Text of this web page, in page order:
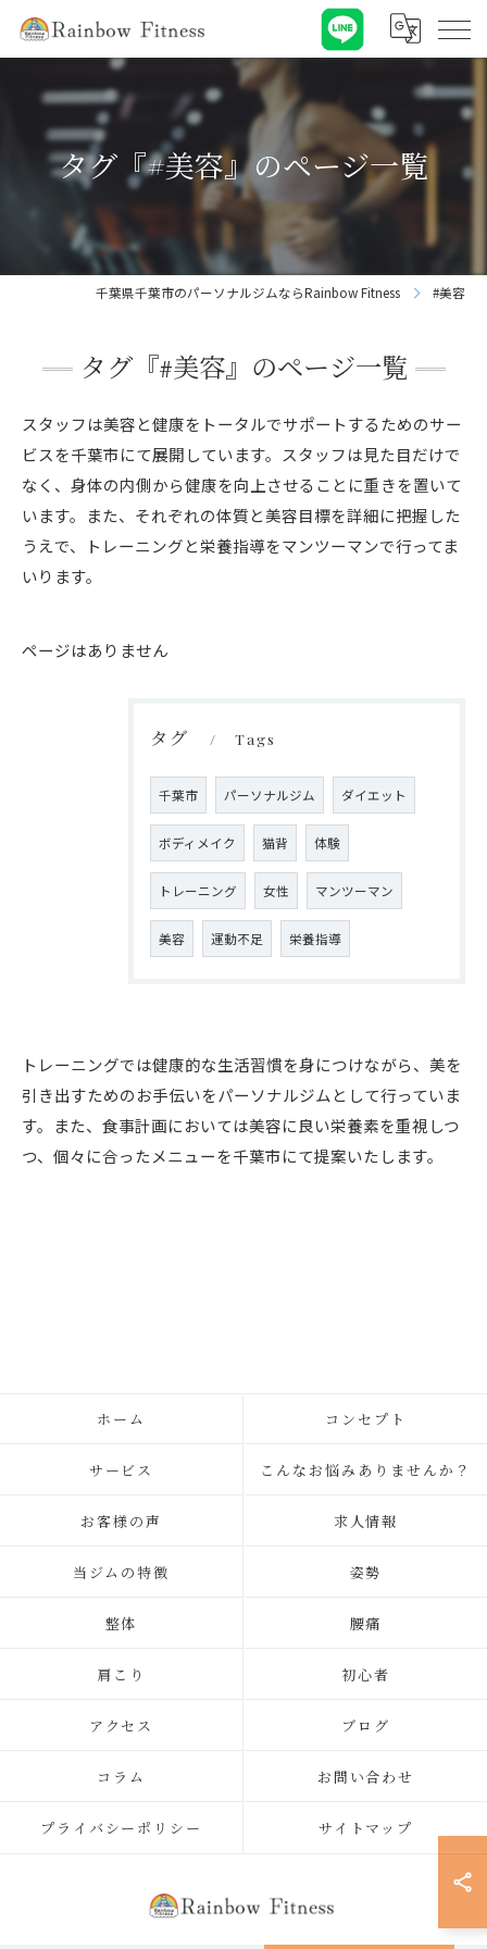
タグ『#美容』のページ一覧
千葉県千葉市のパーソナルジムならRainbow Fitness #美容
タグ『#美容』のページ一覧
スタッフは美容と健康をトータルでサポートするためのサー
ビスを千葉市にて展開しています。スタッフは見た目だけで
なく、身体の内側から健康を向上させることに重きを置いて
います。また、それぞれの体質と美容目標を詳細に把握した
うえで、トレーニングと栄養指導をマンツーマンで行ってま
いります。
ページはありません
タグ Tags
千葉市 パーソナルジム ダイエット
ボディメイク 猫背 体験
トレーニング 女性 マンツーマン
美容 運動不足 栄養指導
トレーニングでは健康的な生活習慣を身につけながら、美を
引き出すためのお手伝いをパーソナルジムとして行っていま
す。また、食事計画においては美容に良い栄養素を重視しつ
つ、個々に合ったメニューを千葉市にて提案いたします。
ホーム コンセプト
サービス こんなお悩みありませんか？
お客様の声 求人情報
当ジムの特徴 姿勢
整体 腰痛
肩こり 初心者
アクセス ブログ
コラム お問い合わせ
プライバシーポリシー サイトマップ